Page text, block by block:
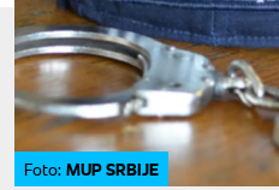
Foto: MUP SRBIJE